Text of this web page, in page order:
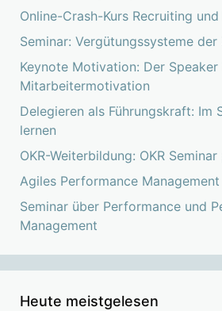
Online-Crash-Kurs Recruiting
Seminar: Vergütungssysteme der
Keynote Motivation: Der Speaker
Mitarbeitermotivation
Delegieren als Führungskraft: Im
lernen
OKR-Weiterbildung: OKR
Agiles Performance Management
Seminar über Performance und
Management
Heute meistgelesen